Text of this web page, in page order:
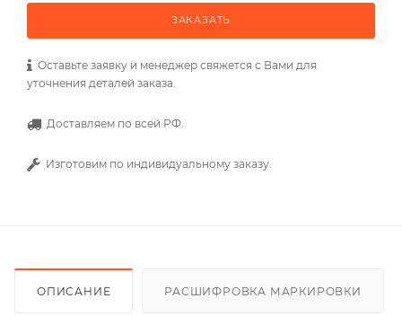
ЗАКАЗАТЬ
Оставьте заявку и менеджер свяжется с Вами для
уточнения деталей заказа.
Доставляем по всей РФ.
Изготовим по индивидуальному заказу.
ОПИСАНИЕ РАСШИФРОВКА МАРКИРОВКИ